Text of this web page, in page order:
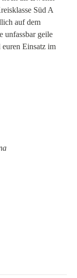
Süd A
auf dem
unfassbar geile
Einsatz im